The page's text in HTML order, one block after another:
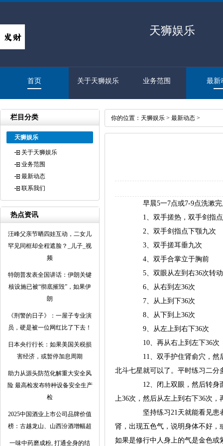
天狮娱乐
首页 关于天狮娱乐 业务范围 最新
栏目分类
天狮娱乐
关于天狮娱乐
业务范围
最新动态
联系我们
热点资讯
汪峰父亲节晒四娃互动，二女儿
罕见同框却全程遮脸？_儿子_视
频
特朗普发表全国讲话：伊朗关键
核设施已被“彻底摧毁”，如果伊
朗
《刑警的日子》：一屋子专业演
员，硬是被一位网红比了下去！
日本央行行长：如果美国关税损
害经济，或暂停加息周期
助力从源头防范化解重大安全风
险 最高检发布特种设备安全生产
检
2025中国酒业上市公司品牌价值
榜：古越龙山、山西汾酒增幅超
一味中药磨成粉, 打通全身的结
你的位置： 天狮娱乐 > 最新动态 >
早晨5一7点或7-9点洗漱
1、双手搓热，双手剑指
2、双手剑指点下颚九次
3、双手搓耳垂九次
4、双手合掌立于胸前
5、双眼从左到右36次转
6、从右到左36次
7、从上到下36次
8、从下到上36次
9、从左上到右下36次
10、再从右上到左下36次
11、双手护住肾俞穴，
北斗七星就可以了。平时练习二分
12、闭上双眼，然后转身
上36次，然后从左上到右下36次
坚持练习21天就能看见
肾，出现五色气，说明身体不好
如果是修行中人身上的气是金色或